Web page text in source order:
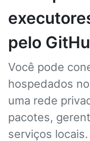
pelo
Você pode
hospedados
uma rede
pacotes,
serviços locais.